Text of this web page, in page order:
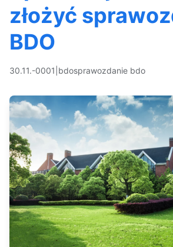
złożyć
BDO
30.11.-0001 bdosprawozdanie bdo